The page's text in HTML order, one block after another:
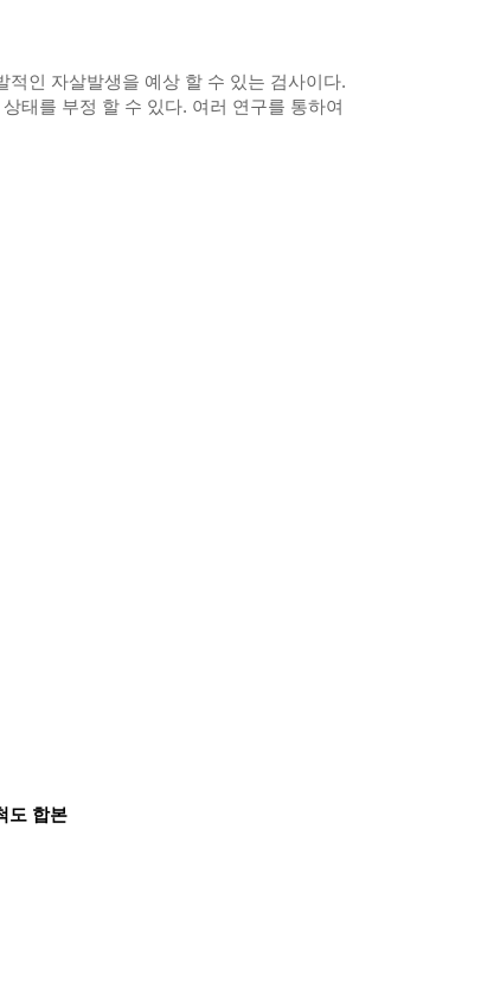
인 자살발생을 예상 할 수 있는 검사이다.
태를 부정 할 수 있다. 여러 연구를 통하여
도 합본